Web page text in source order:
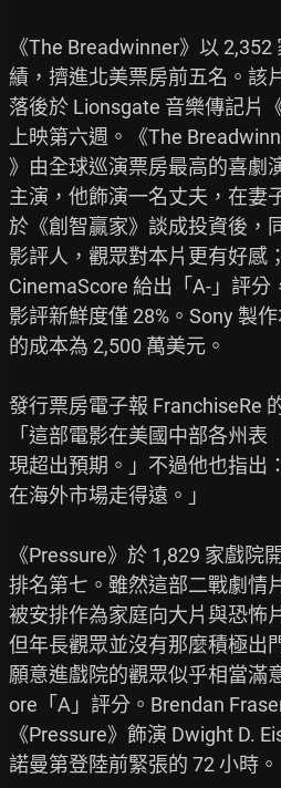
《The Breadwinner》以
績，擠進北美票房前五名。該
落後於 Lionsgate 音樂傳記片
上映第六週。《The
》由全球巡演票房最高的喜劇
主演，他飾演一名丈夫，在妻
於《創智贏家》談成投資後，
影評人，觀眾對本片更有好感；
CinemaScore 給出「A-」評分
影評新鮮度僅 28%。Sony 製作
的成本為 2,500 萬美元。
發行票房電子報 FranchiseRe
「這部電影在美國中部各州表
現超出預期。」不過他也指出
在海外市場走得遠。」
《Pressure》於 1,829 家戲院
排名第七。雖然這部二戰劇情
被安排作為家庭向大片與恐怖
但年長觀眾並沒有那麼積極出
願意進戲院的觀眾似乎相當滿
ore「A」評分。Brendan
《Pressure》飾演 Dwight D.
諾曼第登陸前緊張的 72 小時。